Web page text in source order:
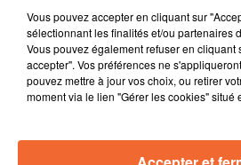
- Un suspect dans l'affaire Leslie/
pour une erreur de procédure. La
scandale.
- La campagne de recrutement de
poursuit dans les Deux-Sèvres...
0:00
Vous pouvez accepter en cliquant sur
sélectionnant les finalités et/ou partenaires
Vous pouvez également refuser en cliquant
accepter". Vos préférences ne
pouvez mettre à jour vos choix, ou retirer
moment via le lien "Gérer les cookies" situé